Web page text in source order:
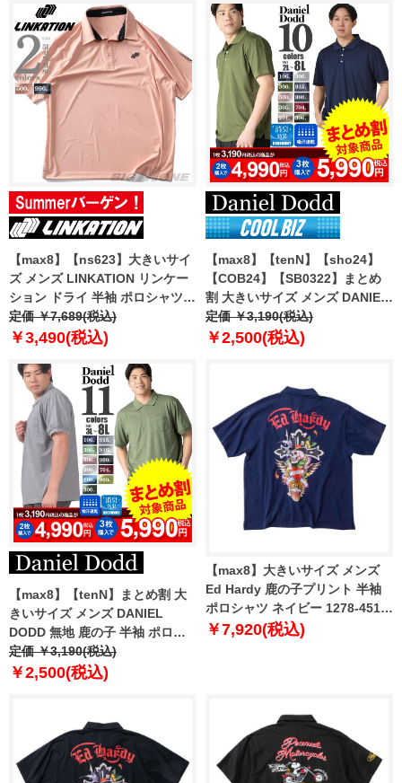
【max8】【ns623】大きいサイ
ズ メンズ LINKATION リンケー
ション ドライ 半袖 ポロシャツ
アスレジャー スポーツウェア lk-
pr250212
定価 ￥7,689(税込)
￥3,490(税込)
【max8】【tenN】【sho24】
【COB24】【SB0322】まとめ
割 大きいサイズ メンズ DANIEL
DODD 吸汗速乾 半袖 無地 スポ
ーツ ポロシャツ azpr-009008h
定価 ￥3,190(税込)
￥2,500(税込)
【max8】【tenN】まとめ割 大
きいサイズ メンズ DANIEL
DODD 無地 鹿の子 半袖 ポロシ
ャツ 吸汗速乾 azpr-009020s
【t2501】
定価 ￥3,190(税込)
￥2,500(税込)
【max8】大きいサイズ メンズ
Ed Hardy 鹿の子プリント 半袖
ポロシャツ ネイビー 1278-4516-
1 3L 4L 5L 6L 8L
￥7,920(税込)